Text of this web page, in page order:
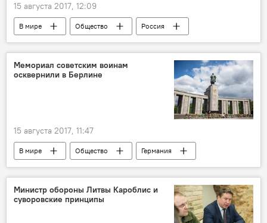
15 августа 2017, 12:09
В мире Общество
Россия
задержание
боевики
Мемориал советским воинам
осквернили в Берлине
15 августа 2017, 11:47
В мире Общество
Германия
монумент советским воинам в Тиргартене
осквернение памятника
Министр обороны Литвы Кароблис и
суворовские принципы